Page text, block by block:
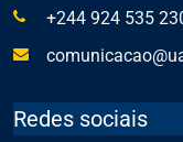
+244 924 535
Redes sociais